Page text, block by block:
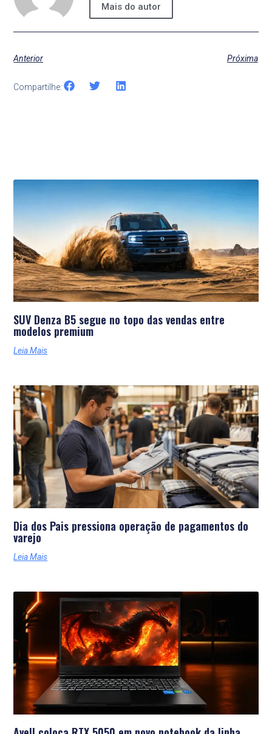
Mais do autor
Anterior Próxima
Compartilhe:
Últimas Notícias
SUV Denza B5 segue no topo das vendas entre
modelos premium
Leia Mais
Dia dos Pais pressiona operação de pagamentos do
varejo
Leia Mais